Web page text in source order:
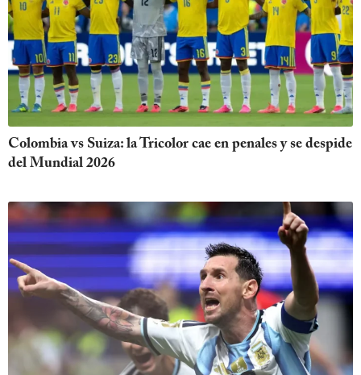
Colombia vs Suiza: la Tricolor cae en penales y se despide
del Mundial 2026